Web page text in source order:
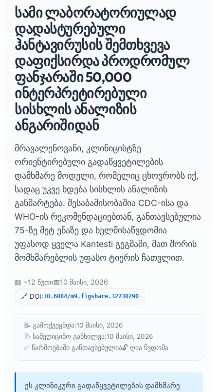
სამი ლაბორატორიულად
დადასტურებული
ჰანტავირუსის შემთხვევა
დაფიქსირდა პროდრომულ
ფანჯარაში 50,000
ინტერპრეტირებული
სისხლის ანალიზის
ანგარიშიდან
მრავალენოვანი, კლინიცისტზე
ორიენტირებული გადაწყვეტილების
დამხმარე მოდული, რომელიც ცხოვრობს იქ,
სადაც უკვე ხდება სისხლის ანალიზის
განმარტება. შესაბამისობაშია CDC-ისა და
WHO-ის რეკომენდაციებთან, განთავსებულია
75-ზე მეტ ენაზე და ხელმისაწვდომია
უფასოდ ყველა Kantesti გეგმაში, მათ შორის
მომხმარებლის უფასო ტიერის ჩათვლით.
📖 ~12 წუთი📅10 მაისი, 2026
🔗 DOI:10.6084/m9.figshare.32230290
📝 გამოქვეყნდა:10 მაისი, 2026
🩺 სამედიცინო განხილვა:10 მაისი, 2026
✅ წარმოებაში განთავსებულია🔓 ღია წვდომა
ეს კლინიკური გადაწყვეტილების დამხმარე